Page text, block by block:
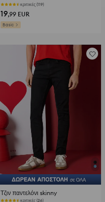
κριτικές (119)
19,99 EUR
Basic
Τζιν παντελόνι skinny
κριτικές (26)